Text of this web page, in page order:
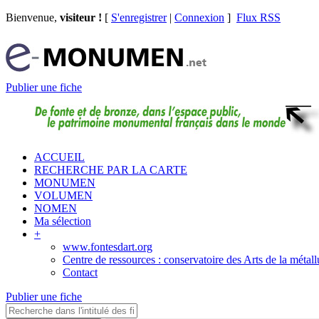
Bienvenue, visiteur ! [ S'enregistrer| Connexion ] Flux RSS
Publier une fiche
ACCUEIL
RECHERCHE PAR LA CARTE
MONUMEN
VOLUMEN
NOMEN
Ma sélection
+
www.fontesdart.org
Centre de ressources : conservatoire des Arts de la
Contact
Publier une fiche